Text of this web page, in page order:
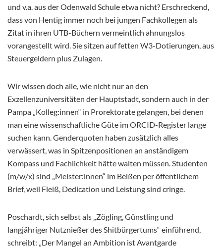
und v.a. aus der Odenwald Schule etwa nicht? Erschreckend,
dass von Hentig immer noch bei jungen Fachkollegen als
Zitat in ihren UTB-Büchern vermeintlich ahnungslos
vorangestellt wird. Sie sitzen auf fetten W3-Dotierungen, aus
Steuergeldern plus Zulagen.
Wir wissen doch alle, wie nicht nur an den
Exzellenzuniversitäten der Hauptstadt, sondern auch in der
Pampa „Kolleg:innen“ in Prorektorate gelangen, bei denen
man eine wissenschaftliche Güte im ORCID-Register lange
suchen kann. Genderquoten haben zusätzlich alles
verwässert, was in Spitzenpositionen an anständigem
Kompass und Fachlichkeit hätte walten müssen. Studenten
(m/w/x) sind „Meister:innen“ im Beißen per öffentlichem
Brief, weil Fleiß, Dedication und Leistung sind cringe.
Poschardt, sich selbst als „Zögling, Günstling und
langjähriger Nutznießer des Shitbürgertums“ einführend,
schreibt: „Der Mangel an Ambition ist Avantgarde